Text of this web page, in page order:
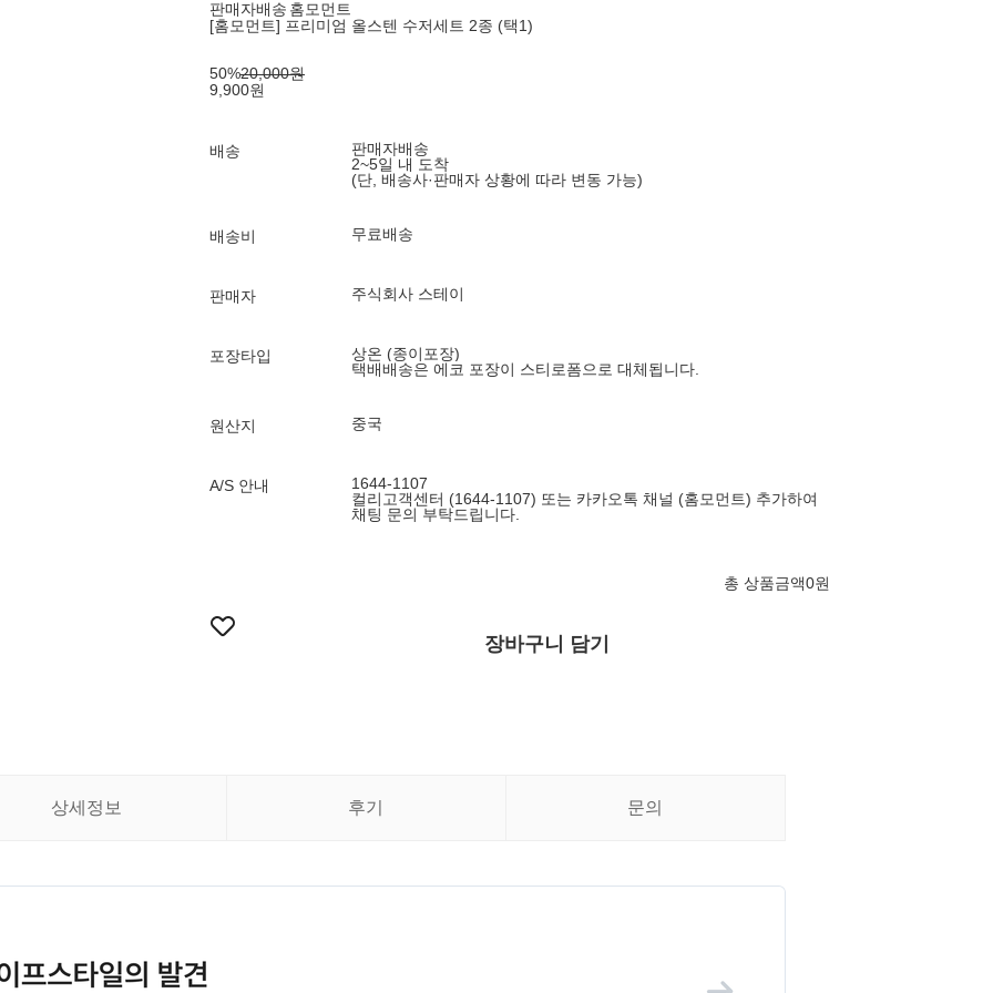
판매자배송 홈모먼트
[홈모먼트] 프리미엄 올스텐 수저세트 2종 (택1)
50%20,000원
9,900원
배송
판매자배송
2~5일 내 도착
(단, 배송사·판매자 상황에 따라 변동 가능)
배송비 무료배송
판매자 주식회사 스테이
포장타입
상온 (종이포장)
택배배송은 에코 포장이 스티로폼으로 대체됩니다.
원산지 중국
A/S 안내
1644-1107
컬리고객센터 (1644-1107) 또는 카카오톡 채널 (홈모먼트) 추가하여
채팅 문의 부탁드립니다.
총 상품금액0원
장바구니 담기
상세정보 후기 문의